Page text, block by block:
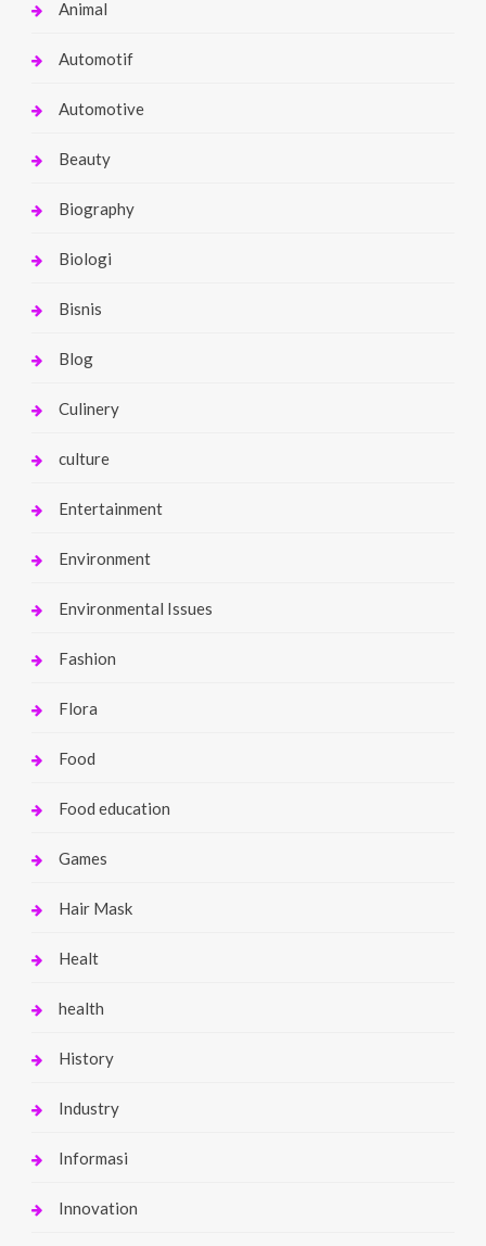
Animal
Automotif
Automotive
Beauty
Biography
Biologi
Bisnis
Blog
Culinery
culture
Entertainment
Environment
Environmental Issues
Fashion
Flora
Food
Food education
Games
Hair Mask
Healt
health
History
Industry
Informasi
Innovation